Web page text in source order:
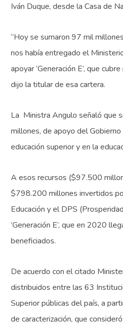
Iván Duque, desde la Casa de
“Hoy se sumaron 97 mil
nos había entregado el
apoyar ‘Generación E’, que
dijo la titular de esa cartera.
La Ministra Angulo señaló que
millones, de apoyo del
educación superior y en la
A esos recursos ($97.500
$798.200 millones invertidos
Educación y el DPS
‘Generación E’, que en 2020
beneficiados.
De acuerdo con el citado
distribuidos entre las 63
Superior públicas del país, a
de caracterización, que